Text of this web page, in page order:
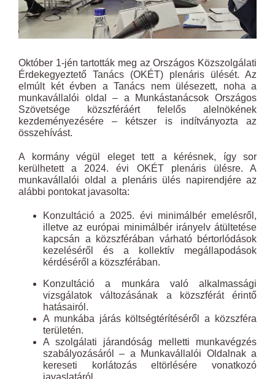
Október 1-jén tartották meg az Országos Közszolgálati
Érdekegyeztető Tanács (OKÉT) plenáris ülését. Az
elmúlt két évben a Tanács nem ülésezett, noha a
munkavállalói oldal – a Munkástanácsok Országos
Szövetsége közszféráért felelős alelnökének
kezdeményezésére – kétszer is indítványozta az
összehívást.
A kormány végül eleget tett a kérésnek, így sor
kerülhetett a 2024. évi OKÉT plenáris ülésre. A
munkavállalói oldal a plenáris ülés napirendjére az
alábbi pontokat javasolta:
Konzultáció a 2025. évi minimálbér emelésről,
illetve az európai minimálbér irányelv átültetése
kapcsán a közszférában várható bértorlódások
kezeléséről és a kollektív megállapodások
kérdéséről a közszférában.
Konzultáció a munkára való alkalmassági
vizsgálatok változásának a közszférát érintő
hatásairól.
A munkába járás költségtérítéséről a közszféra
területén.
A szolgálati járandóság melletti munkavégzés
szabályozásáról – a Munkavállalói Oldalnak a
kereseti korlátozás eltörlésére vonatkozó
javaslatáról.